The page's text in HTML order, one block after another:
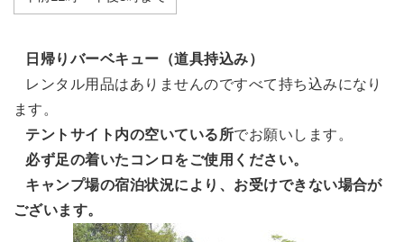
日帰りバーベキュー（道具持込み）
レンタル用品はありませんのですべて持ち込みになり
ます。
テントサイト内の空いている所でお願いします。
必ず足の着いたコンロをご使用ください。
キャンプ場の宿泊状況により、お受けできない場合が
ございます。